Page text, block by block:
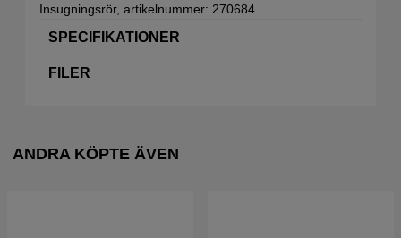
Insugningsrör, artikelnummer: 270684
SPECIFIKATIONER
FILER
ANDRA KÖPTE ÄVEN